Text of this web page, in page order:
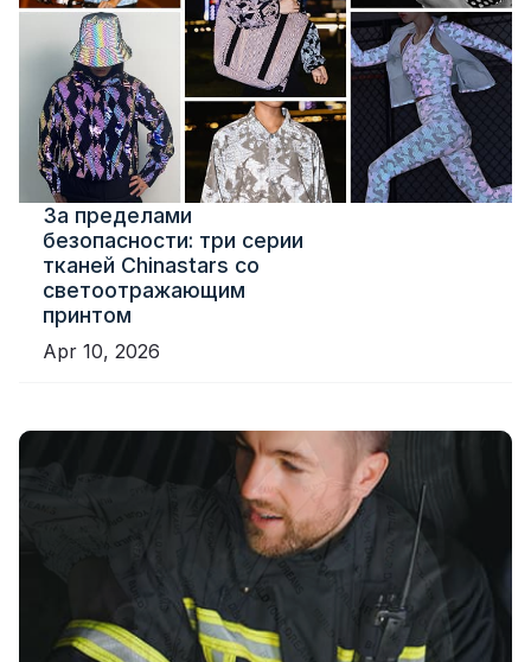
За пределами
безопасности: три серии
тканей Chinastars со
светоотражающим
принтом
Apr 10, 2026